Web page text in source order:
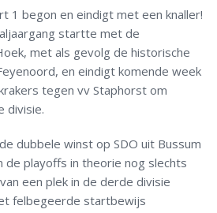
1 begon en eindigt met een knaller!
startte met de
met als gevolg de historische
en eindigt komende week
tegen vv Staphorst om
divisie.
dubbele winst op SDO uit Bussum
de playoffs in theorie nog slechts
een plek in de derde divisie
felbegeerde startbewijs